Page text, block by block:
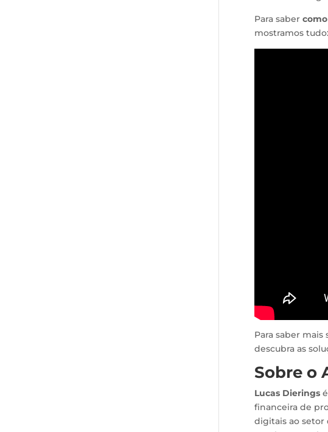
Para saber
mostramos tudo:
Para saber
descubra as
Sobre o
Lucas Dieringsé
financeira de
digitais ao setor